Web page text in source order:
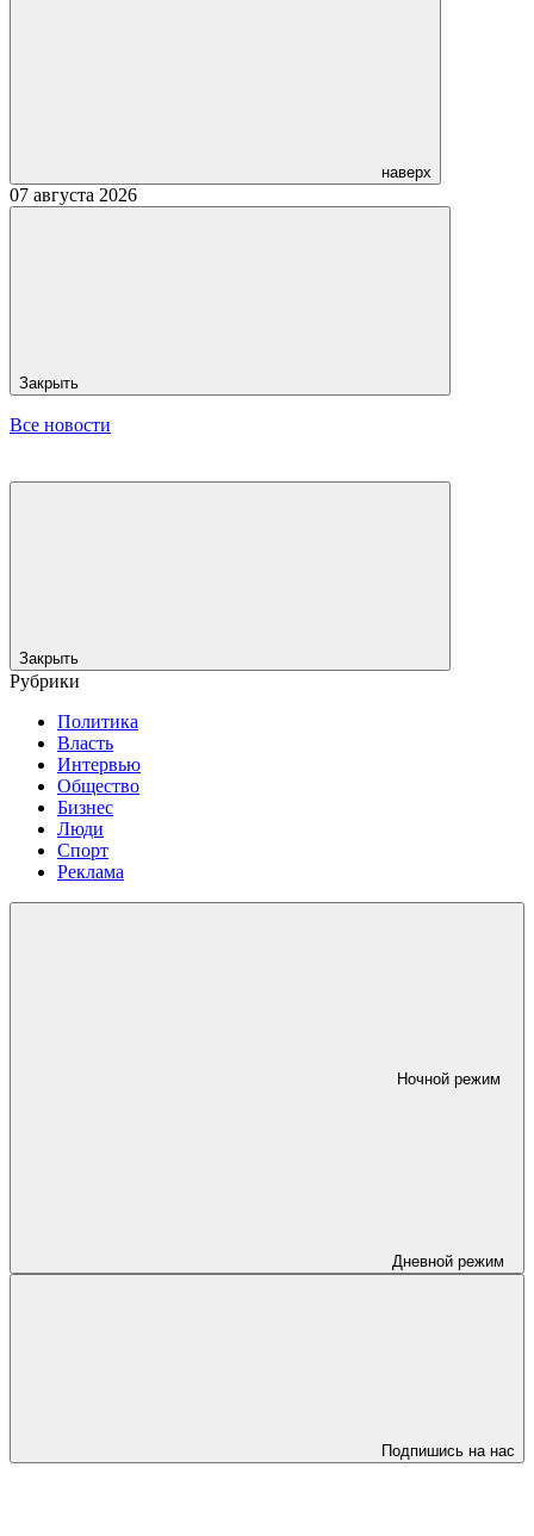
наверх
07 августа 2026
Закрыть
Все новости
Закрыть
Рубрики
Политика
Власть
Интервью
Общество
Бизнес
Люди
Спорт
Реклама
Ночной режим
Дневной режим
Подпишись на нас